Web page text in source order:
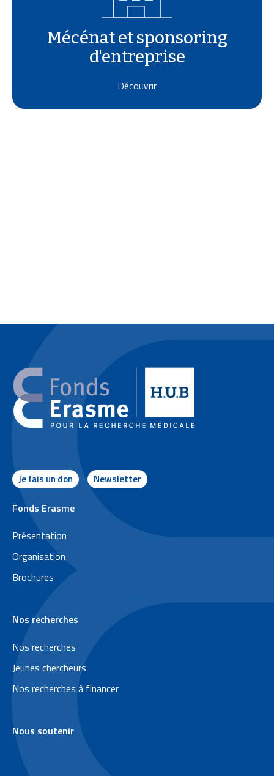
Mécénat et sponsoring
d'entreprise
Découvrir
Je fais un don Newsletter
P
i
e
d
e
a
g
e
Fonds Erasme
Présentation
Organisation
Brochures
Nos recherches
Nos recherches
Jeunes chercheurs
Nos recherches à financer
Nous soutenir